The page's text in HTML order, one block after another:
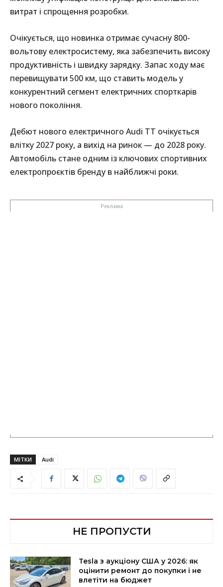
витрат і спрощення розробки.
Очікується, що новинка отримає сучасну 800-
вольтову електросистему, яка забезпечить високу
продуктивність і швидку зарядку. Запас ходу має
перевищувати 500 км, що ставить модель у
конкурентний сегмент електричних спорткарів
нового покоління.
Дебют нового електричного Audi TT очікується
влітку 2027 року, а вихід на ринок — до 2028 року.
Автомобіль стане одним із ключових спортивних
електропроєктів бренду в найближчі роки.
МІТКИ Audi
НЕ ПРОПУСТИ
Tesla з аукціону США у 2026: як
оцінити ремонт до покупки і не
влетіти на бюджет